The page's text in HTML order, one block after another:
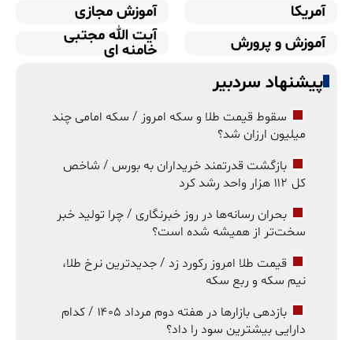
آمریکا
آموزش مجازی
آموزش و پرورش
آیت الله مجتبی
خامنه ای
پیشنهاد سردبیر
سقوط قیمت طلا و سکه امروز / سکه امامی چند
میلیون ارزان شد؟
بازگشت قدرتمند خریداران به بورس / شاخص
کل ۱۱۲ هزار واحد رشد کرد
بحران رسانه‌ها در روز خبرنگاری / چرا تولید خبر
سخت‌تر از همیشه شده است؟
قیمت طلا امروز رکورد زد / جدیدترین نرخ طلا،
نیم سکه و ربع سکه
بازدهی بازارها در هفته دوم مرداد ۱۴۰۵ / کدام
دارایی بیشترین سود را داد؟